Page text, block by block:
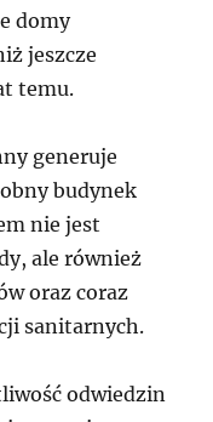
domy
jeszcze
temu.
generuje
budynek
nie jest
ale również
oraz coraz
sanitarnych.
odwiedzin